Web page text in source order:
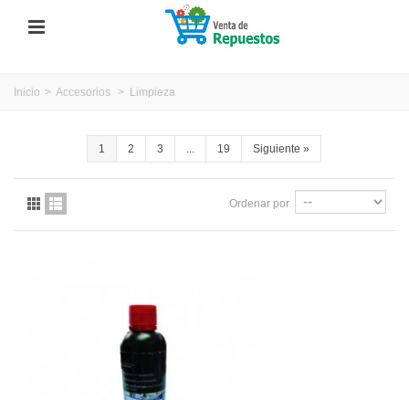
Inicio > Accesorios > Limpieza
1 2 3 ... 19 Siguiente »
Ordenar por